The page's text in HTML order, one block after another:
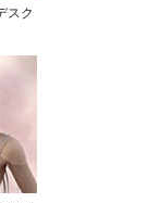
スク